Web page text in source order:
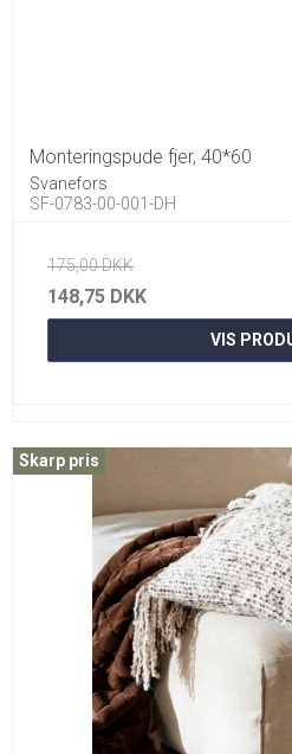
Monteringspude fjer, 40*60
Svanefors
SF-0783-00-001-DH
175,00 DKK
148,75 DKK
VIS
Skarp pris